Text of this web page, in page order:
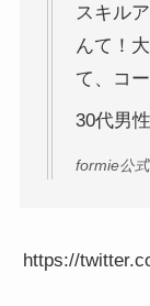
スキル
んて！
て、コ
30代男性
formie公
https://